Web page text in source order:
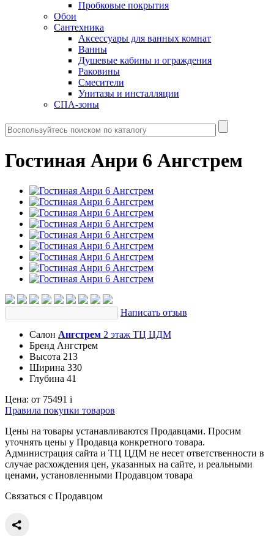
Пробковые покрытия
Обои
Сантехника
Аксессуары для ванных комнат
Ванны
Душевые кабины и ограждения
Раковины
Смесители
Унитазы и инсталляции
СПА-зоны
Гостиная Анри 6 Ангстрем
Написать отзыв
Салон Ангстрем 2 этаж ТЦ ЦДМ
Бренд Ангстрем
Высота 213
Ширина 330
Глубина 41
Цена: от 75491 i
Правила покупки товаров
Цены на товары устанавливаются Продавцами. Просим
уточнять цены у Продавца конкретного товара.
Администрация сайта и ТЦ ЦДМ не несет ответственности в
случае расхождения цен, указанных на сайте, и реальными
ценами, установленными Продавцом товара
Связаться с Продавцом